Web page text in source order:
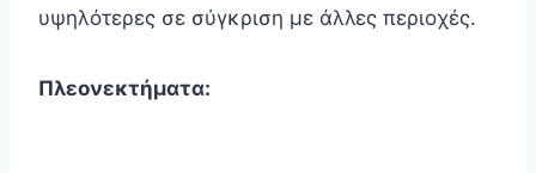
υψηλότερες σε σύγκριση με άλλες περιοχές.
Πλεονεκτήματα: